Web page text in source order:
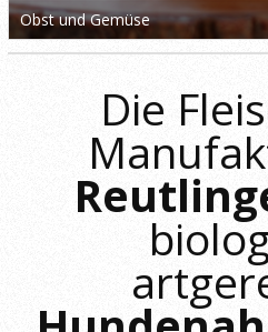
Obst und Gemüse
Die